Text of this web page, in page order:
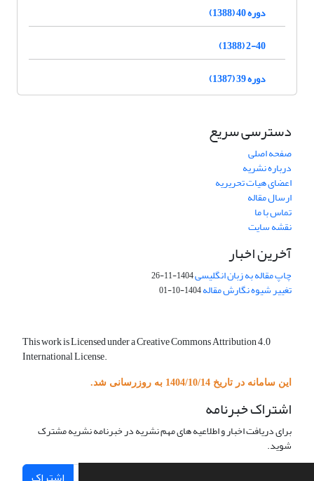
دوره 40 (1388)
2-40 (1388)
دوره 39 (1387)
دسترسی سریع
صفحه اصلی
درباره نشریه
اعضای هیات تحریریه
ارسال مقاله
تماس با ما
نقشه سایت
آخرین اخبار
چاپ مقاله به زبان انگلیسی1404-11-26
تغییر شیوه نگارش مقاله1404-10-01
This work is Licensed under a Creative Commons Attribution 4.0
International License.
این سامانه در تاریخ 1404/10/14 به روزرسانی شد.
اشتراک خبرنامه
برای دریافت اخبار و اطلاعیه های مهم نشریه در خبرنامه نشریه مشترک
شوید.